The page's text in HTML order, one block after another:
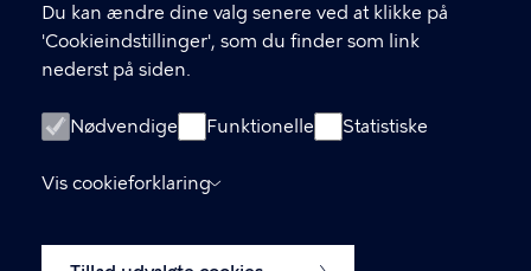
Du kan ændre dine valg senere ved at klikke på
'Cookieindstillinger', som du finder som link
nederst på siden.
Nødvendige Funktionelle Statistiske
Vis cookieforklaring
Bæredygtig byudvikling
Njalsgade 13, 2300 København S